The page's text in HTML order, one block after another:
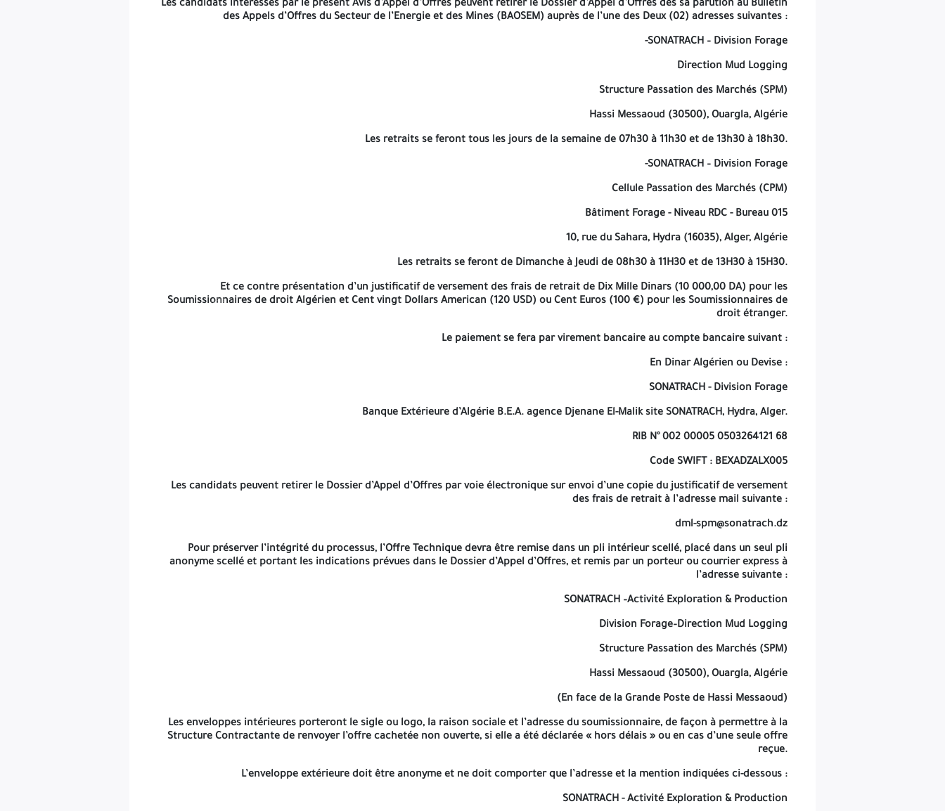
4514
Les retraits se feront tous les jours de la semaine de 07h30 à 11h30 et de 13h30 à 18h30.
Cellule Passation des Marchés (CPM)
Bâtiment Forage - Niveau RDC - Bureau 015
Les retraits se feront de Dimanche à Jeudi de 08h30 à 11H30 et de 13H30 à 15H30.
Dinars (10 000,00 DA) pour les Soumissionnaires de droit Algérien et Cent vingt Dollars American (120 USD)
d’Appel d’Offres, et remis par un porteur ou courrier express à l’adresse suivante :
SONATRACH –Activité Exploration & Production
Division Forage–Direction Mud Logging
Structure Passation des Marchés (SPM)
Les enveloppes intérieures porteront le sigle ou logo, la raison sociale et l’adresse du soumissionnaire, de façon à permettre à la Structure Contractante de renvoyer l’offre cachetée non ouverte,
si elle a été déclarée « hors délais » ou en cas d’une seule offre reçue.
L’enveloppe extérieure doit être anonyme et ne doit comporter que l’adresse et la mention indiquées ci-dessous :
SONATRACH - Activité Exploration & Production
Division Forage - Direction Mud Logging
Structure Passation des Marchés (SPM)
Hassi Messaoud (30500), Ouargla, Algérie
Appel d’Offres National et International Restreint
4514
Les candidats intéressés par le présent Avis d’Appel d’Offres peuvent retirer le Dossier d’Appel d’Offres dès sa parution au Bulletin
des Appels d’Offres du Secteur de l’Energie et des Mines (BAOSEM) auprès de l’une des Deux (02) adresses suivantes :
-SONATRACH – Division Forage
Direction Mud Logging
Structure Passation des Marchés (SPM)
Hassi Messaoud (30500), Ouargla, Algérie
Les retraits se feront tous les jours de la semaine de 07h30 à 11h30 et de 13h30 à 18h30.
-SONATRACH – Division Forage
Cellule Passation des Marchés (CPM)
Bâtiment Forage - Niveau RDC - Bureau 015
10, rue du Sahara, Hydra (16035), Alger, Algérie
Les retraits se feront de Dimanche à Jeudi de 08h30 à 11H30 et de 13H30 à 15H30.
Et ce contre présentation d’un justificatif de versement des frais de retrait de Dix Mille Dinars (10 000,00 DA) pour les
Soumissionnaires de droit Algérien et Cent vingt Dollars American (120 USD) ou Cent Euros (100 €) pour les Soumissionnaires de
droit étranger.
Le paiement se fera par virement bancaire au compte bancaire suivant :
En Dinar Algérien ou Devise :
SONATRACH - Division Forage
Banque Extérieure d’Algérie B.E.A. agence Djenane El-Malik site SONATRACH, Hydra, Alger.
RIB N° 002 00005 0503264121 68
Code SWIFT : BEXADZALX005
Les candidats peuvent retirer le Dossier d’Appel d’Offres par voie électronique sur envoi d’une copie du justificatif de versement
des frais de retrait à l’adresse mail suivante :
dml-spm@sonatrach.dz
Pour préserver l’intégrité du processus, l’Offre Technique devra être remise dans un pli intérieur scellé, placé dans un seul pli
anonyme scellé et portant les indications prévues dans le Dossier d’Appel d’Offres, et remis par un porteur ou courrier express à
l’adresse suivante :
SONATRACH –Activité Exploration & Production
Division Forage–Direction Mud Logging
Structure Passation des Marchés (SPM)
Hassi Messaoud (30500), Ouargla, Algérie
(En face de la Grande Poste de Hassi Messaoud)
Les enveloppes intérieures porteront le sigle ou logo, la raison sociale et l’adresse du soumissionnaire, de façon à permettre à la
Structure Contractante de renvoyer l’offre cachetée non ouverte, si elle a été déclarée « hors délais » ou en cas d’une seule offre
reçue.
L’enveloppe extérieure doit être anonyme et ne doit comporter que l’adresse et la mention indiquées ci-dessous :
SONATRACH - Activité Exploration & Production